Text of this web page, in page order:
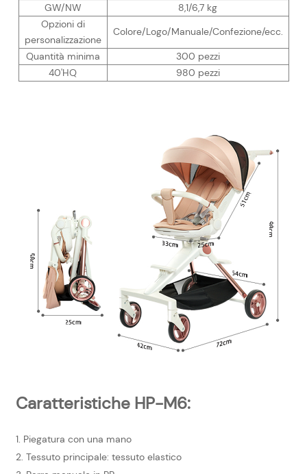
GW/NW
8,1/6,7 kg
Opzioni di
personalizzazione
Colore/Logo/Manuale/Confezione/ecc.
Quantità minima
300 pezzi
40'HQ
980 pezzi
Caratteristiche HP-M6:
1. Piegatura con una mano
2. Tessuto principale: tessuto elastico